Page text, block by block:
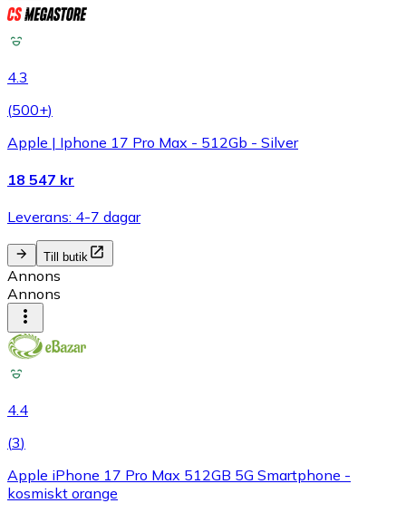
4.3
(500+)
Apple | Iphone 17 Pro Max - 512Gb - Silver
18 547 kr
Leverans: 4-7 dagar
Till butik
Annons
Annons
4.4
(3)
Apple iPhone 17 Pro Max 512GB 5G Smartphone -
kosmiskt orange